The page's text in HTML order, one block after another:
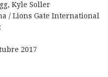
Kyle Soller
/ Lions Gate International
2017